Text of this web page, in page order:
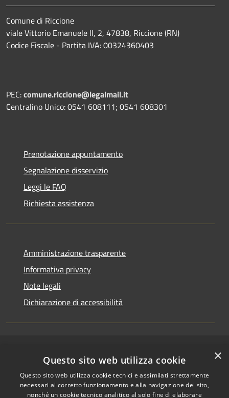
Comune di Riccione
viale Vittorio Emanuele II, 2, 47838, Riccione (RN)
Codice Fiscale - Partita IVA: 00324360403
PEC:comune.riccione@legalmail.it
Centralino Unico: 0541 608111; 0541 608301
Prenotazione appuntamento
Segnalazione disservizio
Leggi le FAQ
Richiesta assistenza
Amministrazione trasparente
Informativa privacy
Note legali
Dichiarazione di accessibilità
Accessibilità
Privacy
Cookie
Copyright © 2026 • Comune di
Riccione • Powered by
Municipium•Accesso
redazione
×
Questo sito web utilizza cookie
Questo sito web utilizza cookie tecnici e assimilati strettamente
necessari al corretto funzionamento e alla navigazione del sito,
nonché un cookie tecnico analitico al solo fine di elaborare